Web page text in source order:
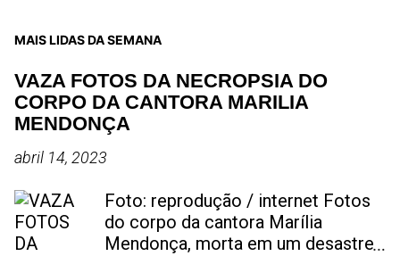
MAIS LIDAS DA SEMANA
VAZA FOTOS DA NECROPSIA DO
CORPO DA CANTORA MARILIA
MENDONÇA
abril 14, 2023
Foto: reprodução / internet Fotos
do corpo da cantora Marília
Mendonça, morta em um desastre